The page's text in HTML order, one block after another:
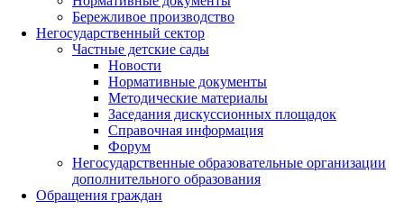
Бережливое производство
Негосударственный сектор
Частные детские сады
Новости
Нормативные документы
Методические материалы
Заседания дискуссионных площадок
Справочная информация
Форум
Негосударственные образовательные организации
дополнительного образования
Обращения граждан